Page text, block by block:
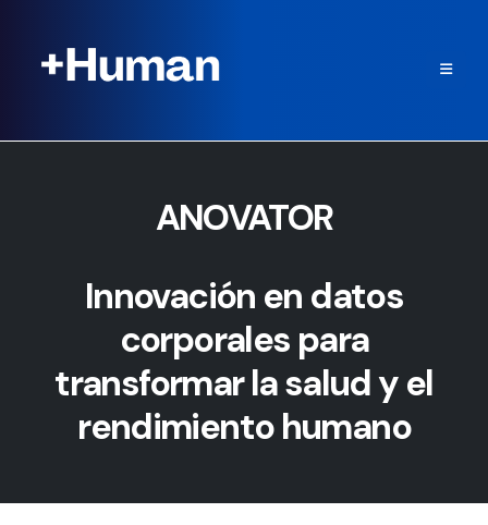
ANOVATOR
Innovación en datos
corporales para
transformar la salud y el
rendimiento humano